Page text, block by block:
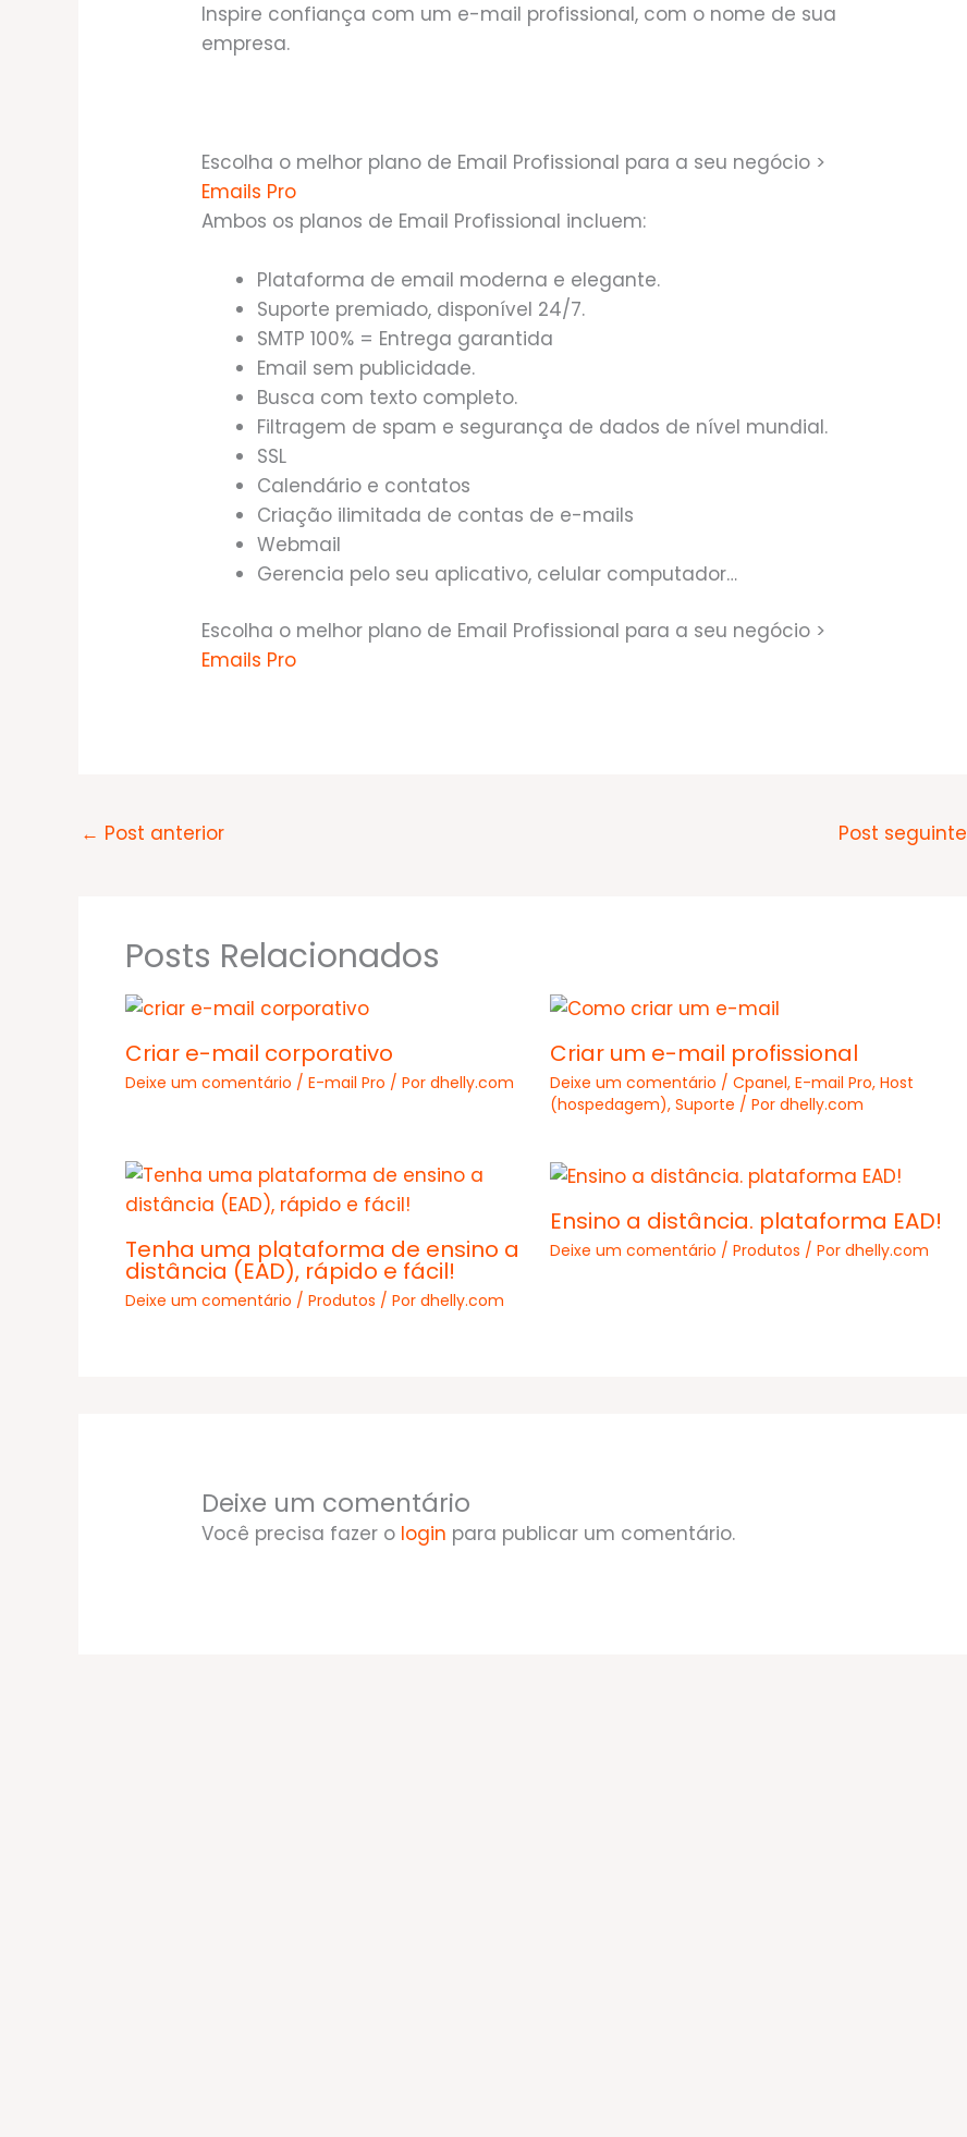
Inspire confiança com um e-mail profissional, com o nome de sua
empresa.
Escolha o melhor plano de Email Profissional para a seu negócio >
Emails Pro
Ambos os planos de Email Profissional incluem:
Plataforma de email moderna e elegante.
Suporte premiado, disponível 24/7.
SMTP 100% = Entrega garantida
Email sem publicidade.
Busca com texto completo.
Filtragem de spam e segurança de dados de nível mundial.
SSL
Calendário e contatos
Criação ilimitada de contas de e-mails
Webmail
Gerencia pelo seu aplicativo, celular computador…
Escolha o melhor plano de Email Profissional para a seu negócio >
Emails Pro
← Post anterior Post seguinte
Posts Relacionados
Criar e-mail corporativo
Deixe um comentário / E-mail Pro / Por dhelly.com
Criar um e-mail profissional
Deixe um comentário / Cpanel, E-mail Pro, Host
(hospedagem), Suporte / Por dhelly.com
Tenha uma plataforma de ensino a
distância (EAD), rápido e fácil!
Deixe um comentário / Produtos / Por dhelly.com
Ensino a distância. plataforma EAD!
Deixe um comentário / Produtos / Por dhelly.com
Deixe um comentário
Você precisa fazer o login para publicar um comentário.